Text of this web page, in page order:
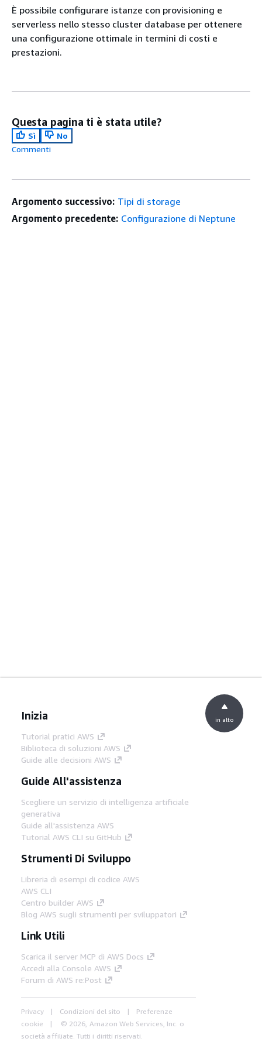
È possibile configurare istanze con provisioning e
serverless nello stesso cluster database per ottenere
una configurazione ottimale in termini di costi e
prestazioni.
Questa pagina ti è stata utile?
Sì
No
Commenti
Argomento successivo: Tipi di storage
Argomento precedente: Configurazione di Neptune
Inizia
Tutorial pratici AWS
Biblioteca di soluzioni AWS
Guide alle decisioni AWS
Guide All'assistenza
Scegliere un servizio di intelligenza artificiale
generativa
Guide all'assistenza AWS
Tutorial AWS CLI su GitHub
Strumenti Di Sviluppo
Libreria di esempi di codice AWS
AWS CLI
Centro builder AWS
Blog AWS sugli strumenti per sviluppatori
Link Utili
Scarica il server MCP di AWS Docs
Accedi alla Console AWS
Forum di AWS re:Post
Privacy Condizioni del sito
Preferenze
cookie
© 2026, Amazon Web Services, Inc. o
società affiliate. Tutti i diritti riservati.
in alto